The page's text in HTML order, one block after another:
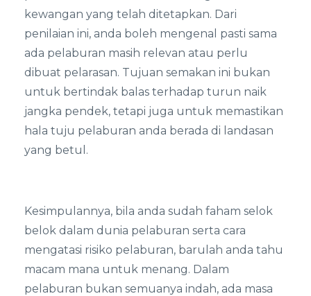
kewangan yang telah ditetapkan. Dari
penilaian ini, anda boleh mengenal pasti sama
ada pelaburan masih relevan atau perlu
dibuat pelarasan. Tujuan semakan ini bukan
untuk bertindak balas terhadap turun naik
jangka pendek, tetapi juga untuk memastikan
hala tuju pelaburan anda berada di landasan
yang betul.
Kesimpulannya, bila anda sudah faham selok
belok dalam dunia pelaburan serta cara
mengatasi risiko pelaburan, barulah anda tahu
macam mana untuk menang. Dalam
pelaburan bukan semuanya indah, ada masa